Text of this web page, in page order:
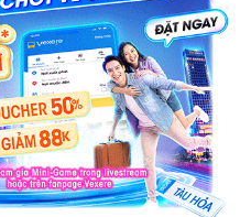
đánh giá là xe khách có
tiện ích trên xe như: Đang